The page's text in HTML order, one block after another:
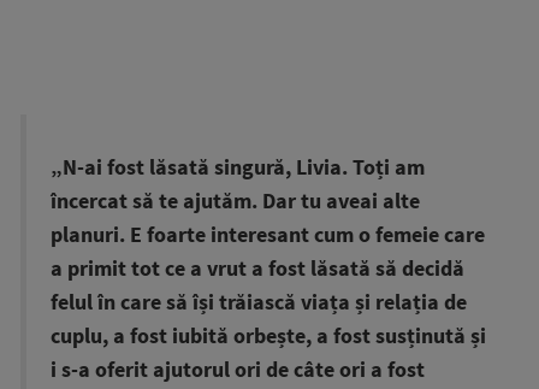
„N-ai fost lăsată singură, Livia. Toți am
încercat să te ajutăm. Dar tu aveai alte
planuri. E foarte interesant cum o femeie care
a primit tot ce a vrut a fost lăsată să decidă
felul în care să își trăiască viața și relația de
cuplu, a fost iubită orbește, a fost susținută și
i s-a oferit ajutorul ori de câte ori a fost